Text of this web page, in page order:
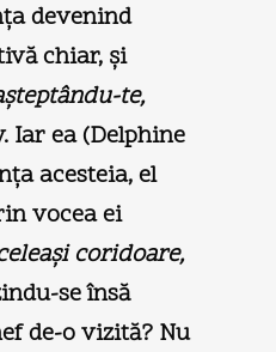
devenind
chiar, şi
te,
Iar ea (Delphine
acesteia, el
vocea ei
coridoare,
se însă
de-o vizită? Nu